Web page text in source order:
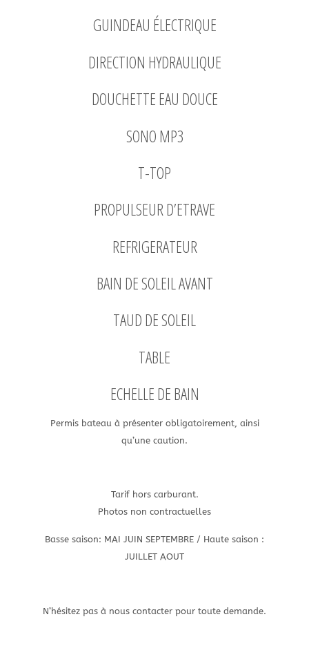
GUINDEAU ÉLECTRIQUE
DIRECTION HYDRAULIQUE
DOUCHETTE EAU DOUCE
SONO MP3
T-TOP
PROPULSEUR D’ETRAVE
REFRIGERATEUR
BAIN DE SOLEIL AVANT
TAUD DE SOLEIL
TABLE
ECHELLE DE BAIN
Permis bateau à présenter obligatoirement, ainsi
qu’une caution.
Tarif hors carburant.
Photos non contractuelles
Basse saison: MAI JUIN SEPTEMBRE / Haute saison :
JUILLET AOUT
N’hésitez pas à nous contacter pour toute demande.